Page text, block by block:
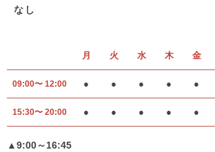
なし
月 火 水 木 金
09:00〜 12:00 ● ● ● ● ●
15:30〜 20:00 ● ● ● ● ●
▲9:00～16:45